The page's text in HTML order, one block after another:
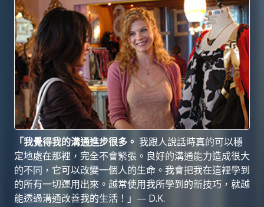
「我覺得我的溝通進步很多。 我跟人說話時真的可以穩
定地處在那裡，完全不會緊張。良好的溝通能力造成很大
的不同，它可以改變一個人的生命。我會把我在這裡學到
的所有一切運用出來。越常使用我所學到的新技巧，就越
能透過溝通改善我的生活！」— D.K.